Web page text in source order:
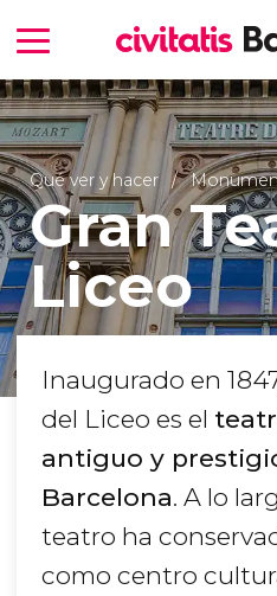
Qué ver y hacer
Gran
Liceo
Inaugurado en
del Liceo es el
antiguo y
Barcelona. A lo
teatro ha
como centro